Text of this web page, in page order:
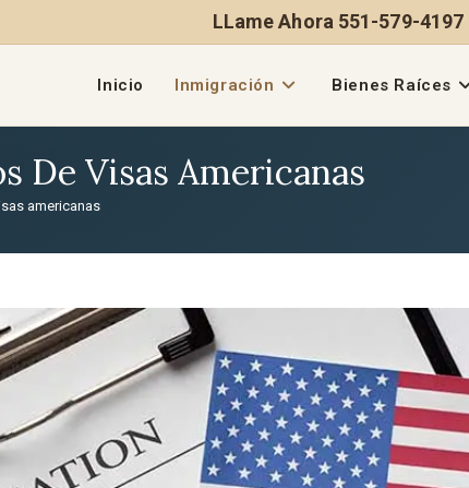
LLame Ahora 551-579-4197
Inicio Inmigración Bienes Raíces
De Visas Americanas
americanas